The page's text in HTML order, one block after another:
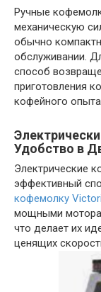
Ручные
механическую
обычно
обслуживании.
способ
приготовления
кофейного
Удобство в
Электрические
эффективный
кофемолку
мощными
что делает их
ценящих